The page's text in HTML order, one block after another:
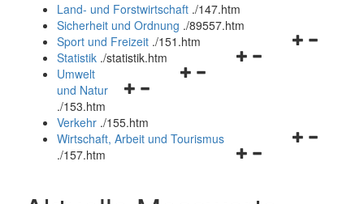
und
schließen
Land- und Forstwirtschaft ./147.htm
Sicherheit und Ordnung ./89557.htm
Navigationsmenü
Sport und Freizeit ./151.htm
Navigationsmenü
Statistik ./statistik.htm
Navigationsmenü
und
schließen
Umwelt
und Natur
./153.htm
Verkehr ./155.htm
Navigationsmenü
schließen
Wirtschaft, Arbeit und Tourismus
./157.htm